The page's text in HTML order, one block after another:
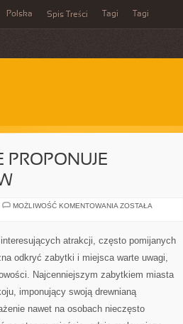
Polska Spis Treści Tagi Tagi
PROPONUJE
MOŻLIWOŚĆ KOMENTOWANIA JAKIE
ŚWIDNICA
DLA
ZOSTAŁA
atrakcji, często pomijanych
odkryć zabytki i miejsca warte uwagi,
Najcenniejszym zabytkiem miasta
imponujący swoją drewnianą
nawet na osobach nieczęsto